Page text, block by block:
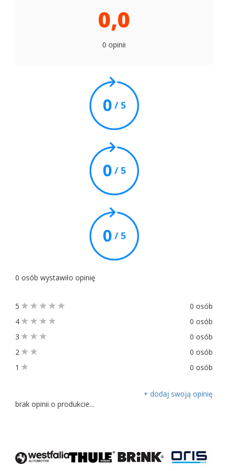
0,0
0 opinii
0 / 5
0 / 5
0 / 5
0 osób wystawiło opinię
5
0 osób
4
0 osób
3
0 osób
2
0 osób
1
0 osób
+ dodaj swoją opinię
brak opinii o produkcie...